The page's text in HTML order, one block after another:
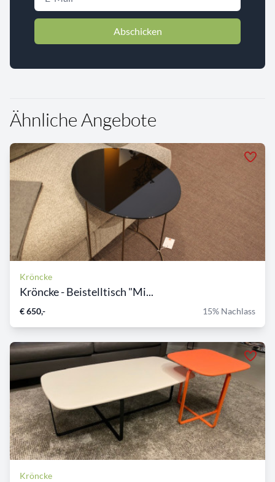
Abschicken
Ähnliche Angebote
Kröncke
Kröncke - Beistelltisch "Mi...
€ 650,- 15% Nachlass
Kröncke